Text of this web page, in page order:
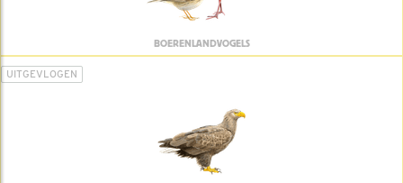
BOERENLANDVOGELS
UITGEVLOGEN